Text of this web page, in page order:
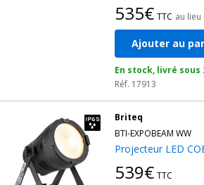
535€ TTC au lieu
Ajouter au
En stock, livré sous
Réf. 17913
Briteq
BTI-EXPOBEAM WW
Projecteur LED
539€ TTC